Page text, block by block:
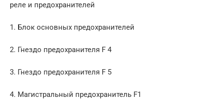
реле и предохранителей
1. Блок основных предохранителей
2. Гнездо предохранителя F 4
3. Гнездо предохранителя F 5
4. Магистральный предохранитель F1